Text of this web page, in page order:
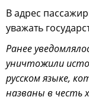
В адрес
уважать
Ранее
уничтожили
русском языке,
названы в честь